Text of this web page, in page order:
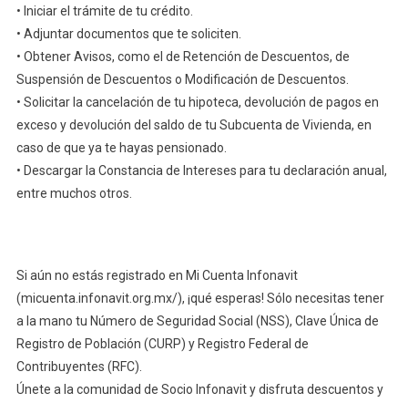
• Iniciar el trámite de tu crédito.
• Adjuntar documentos que te soliciten.
• Obtener Avisos, como el de Retención de Descuentos, de
Suspensión de Descuentos o Modificación de Descuentos.
• Solicitar la cancelación de tu hipoteca, devolución de pagos en
exceso y devolución del saldo de tu Subcuenta de Vivienda, en
caso de que ya te hayas pensionado.
• Descargar la Constancia de Intereses para tu declaración anual,
entre muchos otros.
Si aún no estás registrado en Mi Cuenta Infonavit
(micuenta.infonavit.org.mx/), ¡qué esperas! Sólo necesitas tener
a la mano tu Número de Seguridad Social (NSS), Clave Única de
Registro de Población (CURP) y Registro Federal de
Contribuyentes (RFC).
Únete a la comunidad de Socio Infonavit y disfruta descuentos y